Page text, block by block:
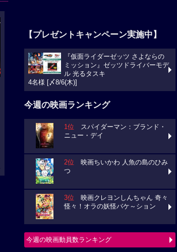
【プレゼントキャンペーン実施中】
『仮面ライダーゼッツ さよならの
ミッション』ゼッツドライバーモデ
ル 光るタスキ
4名様 [〆8/6(木)]
今週の映画ランキング
1位 スパイダーマン：ブランド・
ニュー・デイ
2位 映画ちいかわ 人魚の島のひみ
つ
3位 映画クレヨンしんちゃん 奇々
怪々！オラの妖怪バケ～ション
今週の映画動員数ランキング